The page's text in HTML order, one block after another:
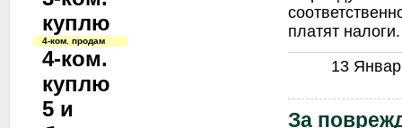
куплю
4-ком. продам
4-ком.
куплю
5 и
платят налоги.
13
За